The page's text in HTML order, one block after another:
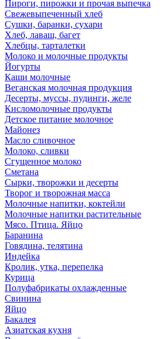
Пироги, пирожки и прочая выпечка
Свежевыпеченный хлеб
Сушки, баранки, сухари
Хлеб, лаваш, багет
Хлебцы, тарталетки
Молоко и молочные продукты
Йогурты
Каши молочные
Веганская молочная продукция
Десерты, муссы, пудинги, желе
Кисломолочные продукты
Детское питание молочное
Майонез
Масло сливочное
Молоко, сливки
Сгущенное молоко
Сметана
Сырки, творожки и десерты
Творог и творожная масса
Молочные напитки, коктейли
Молочные напитки растительные
Мясо. Птица. Яйцо
Баранина
Говядина, телятина
Индейка
Кролик, утка, перепелка
Курица
Полуфабрикаты охлажденные
Свинина
Яйцо
Бакалея
Азиатская кухня